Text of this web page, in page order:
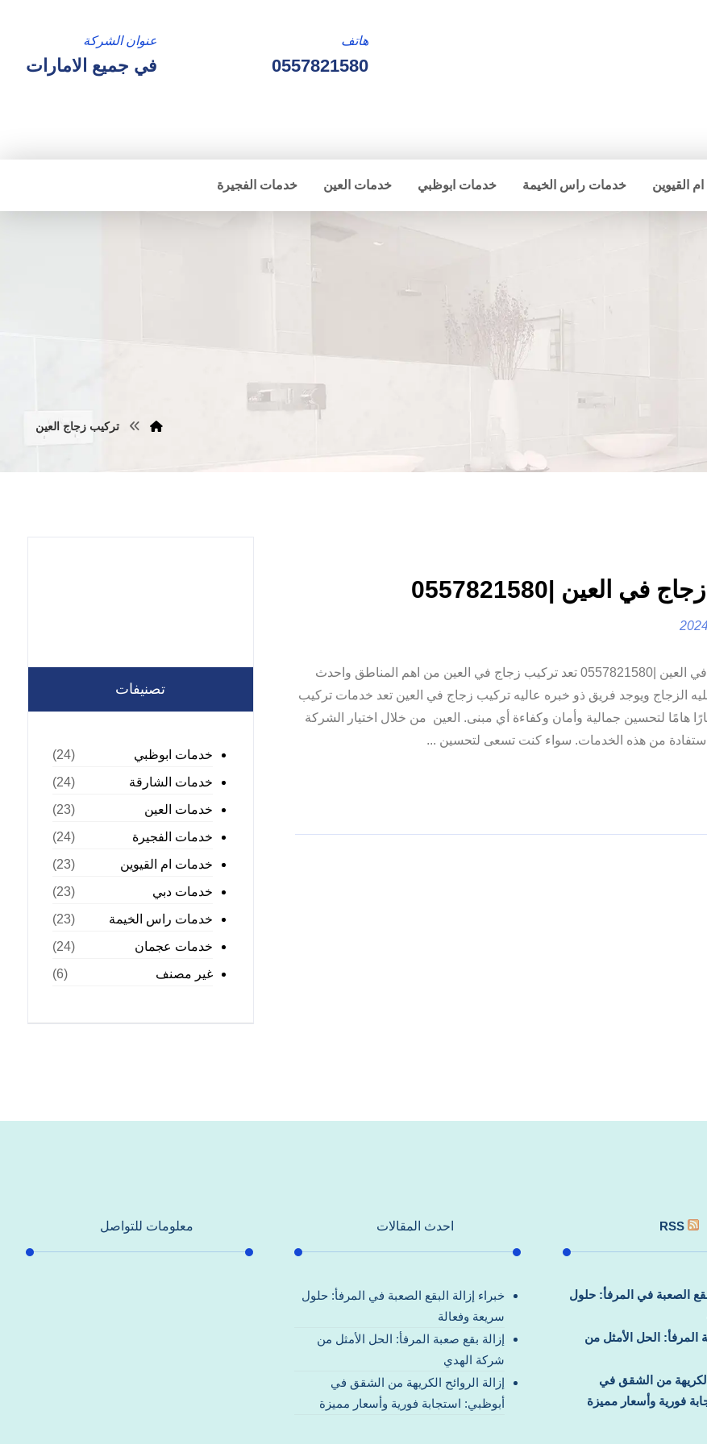
عنوان الشركة
في جميع الامارات
هاتف
0557821580
القيوين خدمات راس الخيمة خدمات ابوظبي خدمات العين خدمات الفجيرة
تركيب زجاج العين
في العين |0557821580
تركيب زجاج في العين |0557821580 تعد تركيب زجاج في العين من اهم المناطق واحدث
الزجاج ويوجد فريق ذو خبره عاليه تركيب زجاج في العين تعد خدمات تركيب
هامًا لتحسين جمالية وأمان وكفاءة أي مبنى. العين من خلال اختيار الشركة
استفادة من هذه الخدمات. سواء كنت تسعى لتحسين ...
تصنيفات
خدمات ابوظبي
(24)
خدمات الشارقة
(24)
خدمات العين
(23)
خدمات الفجيرة
(24)
خدمات ام القيوين
(23)
خدمات دبي
(23)
خدمات راس الخيمة
(23)
خدمات عجمان
(24)
غير مصنف
(6)
RSS
الصعبة في المرفأ: حلول
المرفأ: الحل الأمثل من
الكريهة من الشقق في
فورية وأسعار مميزة
احدث المقالات
خبراء إزالة البقع الصعبة في المرفأ: حلول
سريعة وفعالة
إزالة بقع صعبة المرفأ: الحل الأمثل من
شركة الهدي
إزالة الروائح الكريهة من الشقق في
أبوظبي: استجابة فورية وأسعار مميزة
معلومات للتواصل